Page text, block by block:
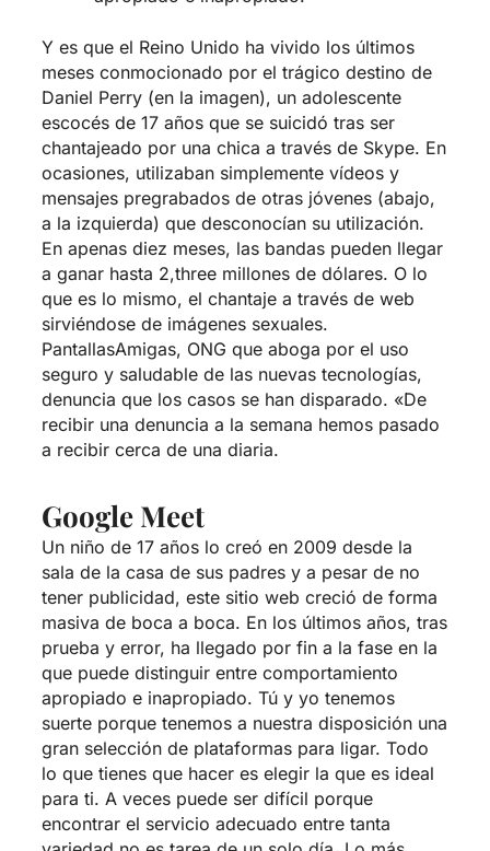
Y es que el Reino Unido ha vivido los últimos
meses conmocionado por el trágico destino de
Daniel Perry (en la imagen), un adolescente
escocés de 17 años que se suicidó tras ser
chantajeado por una chica a través de Skype. En
ocasiones, utilizaban simplemente vídeos y
mensajes pregrabados de otras jóvenes (abajo,
a la izquierda) que desconocían su utilización.
En apenas diez meses, las bandas pueden llegar
a ganar hasta 2,three millones de dólares. O lo
que es lo mismo, el chantaje a través de web
sirviéndose de imágenes sexuales.
PantallasAmigas, ONG que aboga por el uso
seguro y saludable de las nuevas tecnologías,
denuncia que los casos se han disparado. «De
recibir una denuncia a la semana hemos pasado
a recibir cerca de una diaria.
Google Meet
Un niño de 17 años lo creó en 2009 desde la
sala de la casa de sus padres y a pesar de no
tener publicidad, este sitio web creció de forma
masiva de boca a boca. En los últimos años, tras
prueba y error, ha llegado por fin a la fase en la
que puede distinguir entre comportamiento
apropiado e inapropiado. Tú y yo tenemos
suerte porque tenemos a nuestra disposición una
gran selección de plataformas para ligar. Todo
lo que tienes que hacer es elegir la que es ideal
para ti. A veces puede ser difícil porque
encontrar el servicio adecuado entre tanta